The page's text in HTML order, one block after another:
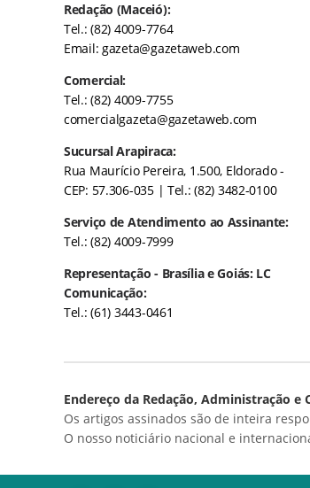
Redação (Maceió):
Tel.: (82) 4009-7764
Email:gazeta@gazetaweb.com
Comercial:
Tel.: (82) 4009-7755
comercialgazeta@gazetaweb.com
Sucursal Arapiraca:
Rua Maurício Pereira, 1.500, Eldorado -
CEP: 57.306-035 | Tel.: (82) 3482-0100
Serviço de Atendimento ao Assinante:
Tel.: (82) 4009-7999
Representação - Brasília e Goiás: LC
Comunicação:
Tel.: (61) 3443-0461
Endereço da Redação, Administração e
Os artigos assinados são de inteira
O nosso noticiário nacional e